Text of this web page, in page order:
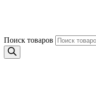
Поиск товаров